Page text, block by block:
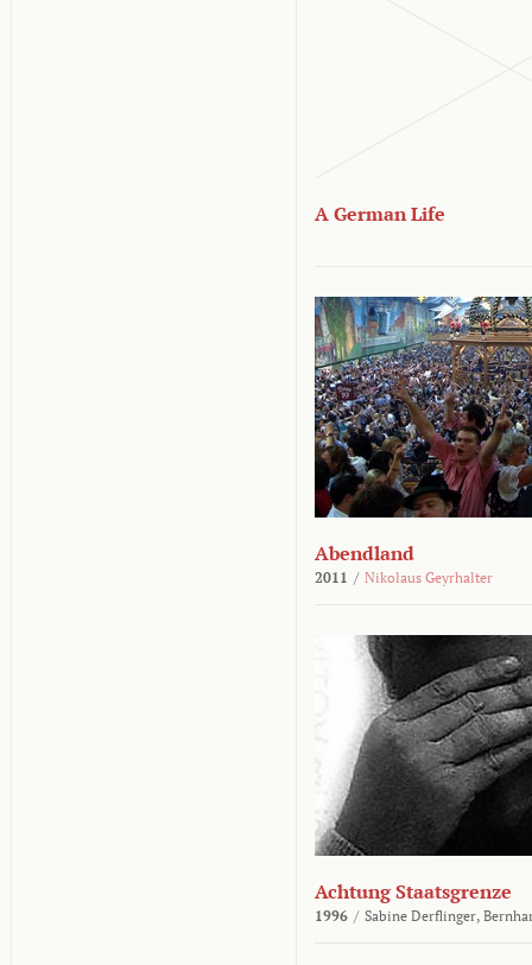
A German Life
Abendland
2011 / Nikolaus Geyrhalter
Achtung Staatsgrenze
1996 / Sabine Derflinger,